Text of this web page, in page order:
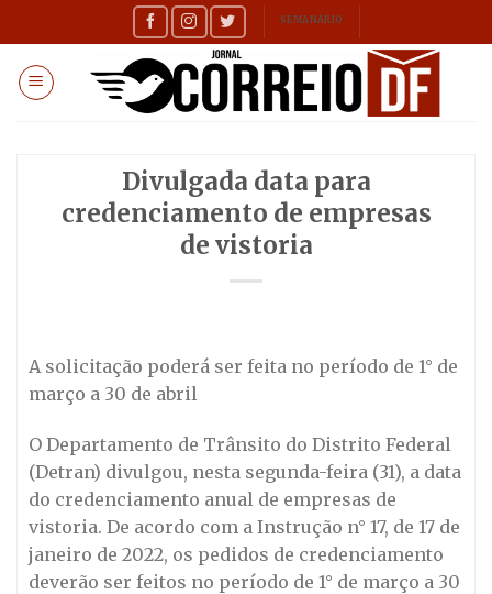
to
content
SEMANÁRIO
Divulgada data para
credenciamento de empresas
de vistoria
A solicitação poderá ser feita no período de 1° de
março a 30 de abril
O Departamento de Trânsito do Distrito Federal
(Detran) divulgou, nesta segunda-feira (31), a data
do credenciamento anual de empresas de
vistoria. De acordo com a Instrução n° 17, de 17 de
janeiro de 2022, os pedidos de credenciamento
deverão ser feitos no período de 1° de março a 30